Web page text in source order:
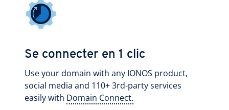
Se connecter en 1 clic
Use your domain with any IONOS product,
social media and 110+ 3rd-party services
easily with Domain Connect.